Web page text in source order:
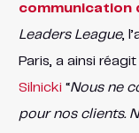
communication
Leaders League,
Paris, a ainsi
Silnicki “Nous ne
pour nos clients.